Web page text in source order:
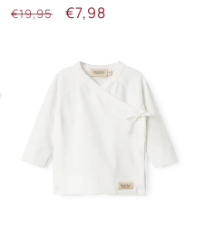
Normale
€19,95 Aanbiedingsprijs
€7,98